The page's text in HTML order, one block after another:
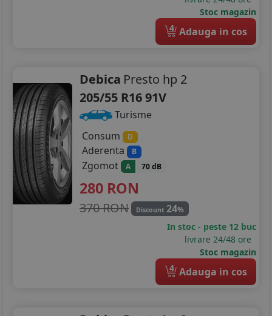
Stoc magazin
4 Adauga in cos
Debica Presto hp 2
205/55 R16 91V
Turisme
Consum
D
Aderenta B
Zgomot A 70 dB
280 RON
370 RON Discount 24%
In stoc - peste 12 buc
livrare 24/48 ore
Stoc magazin
4 Adauga in cos